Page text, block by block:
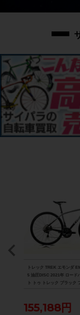
お手数ではございま
◇付属品に関しまし
商品コード
cpo-2309075506-bi-
トレック TREK エモンダ
5 油圧DISC 2021年 ロード
ト トゥ トレック ブラック
155,188円